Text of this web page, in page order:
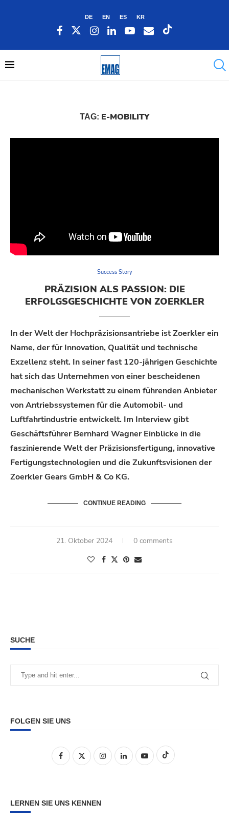
DE EN ES KR
TAG: E-MOBILITY
Success Story
PRÄZISION ALS PASSION: DIE
ERFOLGSGESCHICHTE VON ZOERKLER
In der Welt der Hochpräzisionsantriebe ist Zoerkler ein
Name, der für Innovation, Qualität und technische
Exzellenz steht. In seiner fast 120-jährigen Geschichte
hat sich das Unternehmen von einer bescheidenen
mechanischen Werkstatt zu einem führenden Anbieter
von Antriebssystemen für die Automobil- und
Luftfahrtindustrie entwickelt. Im Interview gibt
Geschäftsführer Bernhard Wagner Einblicke in die
faszinierende Welt der Präzisionsfertigung, innovative
Fertigungstechnologien und die Zukunftsvisionen der
Zoerkler Gears GmbH & Co KG.
CONTINUE READING
21. Oktober 2024 0 comments
SUCHE
FOLGEN SIE UNS
LERNEN SIE UNS KENNEN